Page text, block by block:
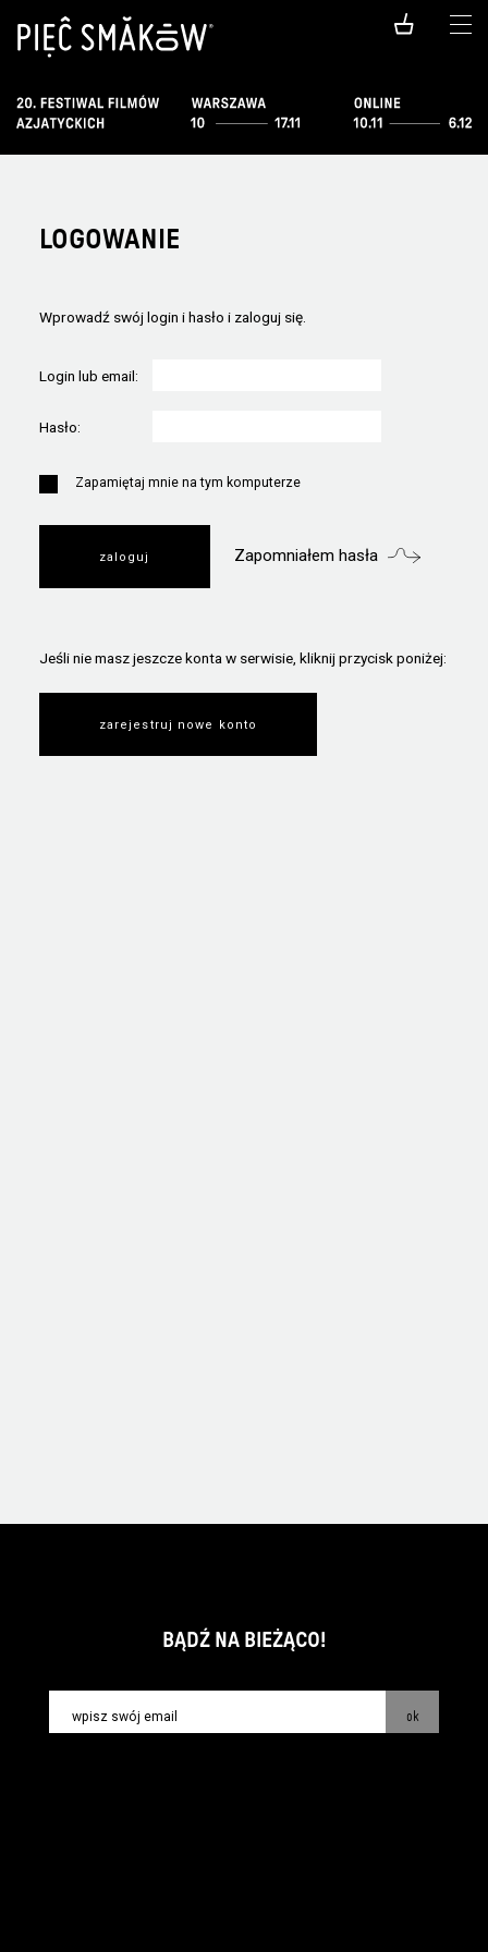
LOGOWANIE
Wprowadź swój login i hasło i zaloguj się.
Login lub email:
Hasło:
Zapamiętaj mnie na tym komputerze
Zapomniałem hasła
Jeśli nie masz jeszcze konta w serwisie, kliknij przycisk poniżej:
zarejestruj nowe konto
BĄDŹ NA BIEŻĄCO!
ok